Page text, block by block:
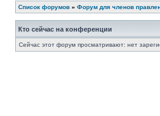
Список форумов » Форум для членов
Кто сейчас на конференции
Сейчас этот форум просматривают: нет